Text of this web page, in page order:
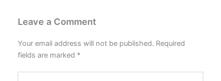
Leave a Comment
Your email address will not be published. Required
fields are marked *